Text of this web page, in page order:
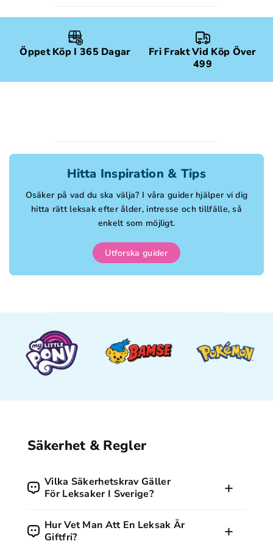
Öppet Köp I 365 Dagar
Fri Frakt Vid Köp Över
499
Hitta Inspiration & Tips
Osäker på vad du ska välja? I våra guider hjälper vi dig
hitta rätt leksak efter ålder, intresse och tillfälle, så
enkelt som möjligt.
Utforska guider
Säkerhet & Regler
Vilka Säkerhetskrav Gäller
För Leksaker I Sverige?
Alla leksaker som säljs i Sverige måste följa EU:s
leksaksdirektiv och vara CE-märkta. Märkningen visar att
Hur Vet Man Att En Leksak Är
Giftfri?